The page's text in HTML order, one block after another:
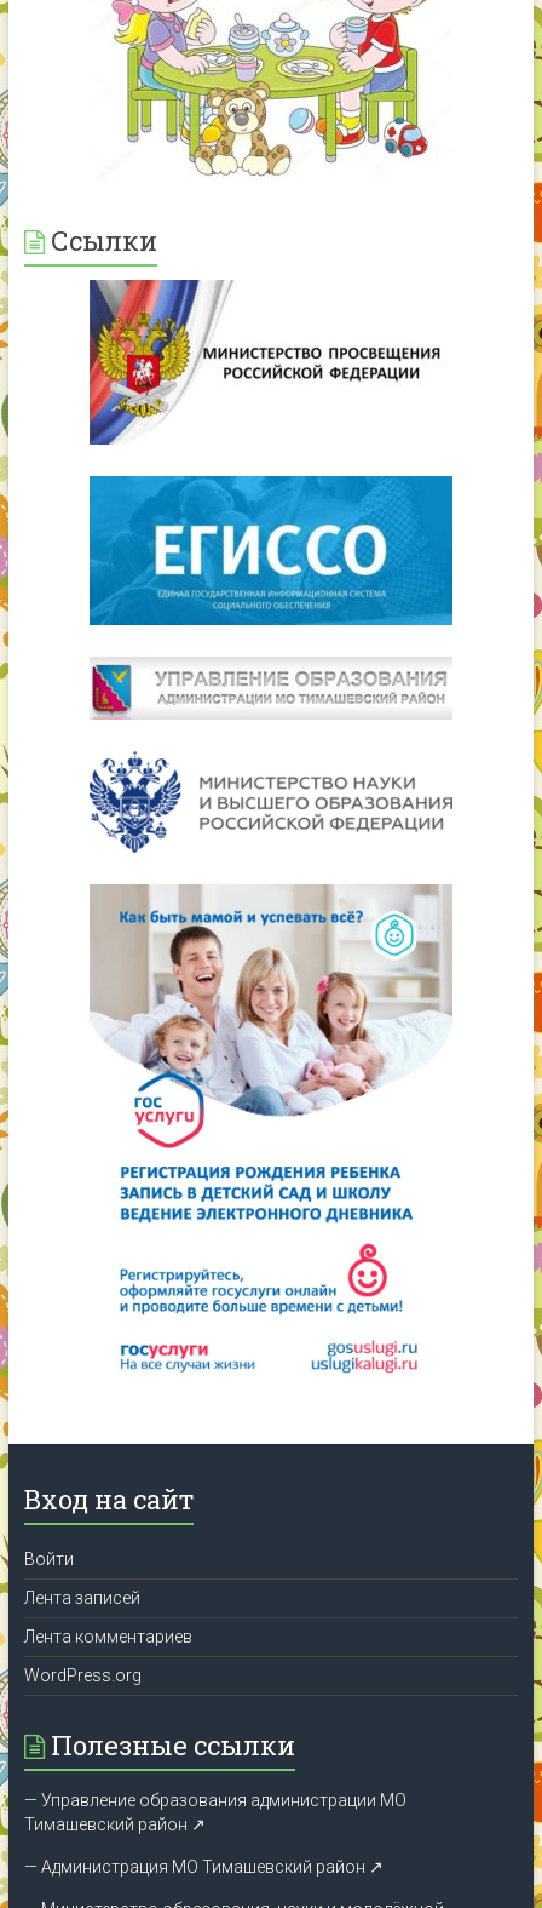
Ссылки
Вход на сайт
Войти
Лента записей
Лента комментариев
WordPress.org
Полезные ссылки
— Управление образования администрации МО
Тимашевский район ↗
— Администрация МО Тимашевский район ↗